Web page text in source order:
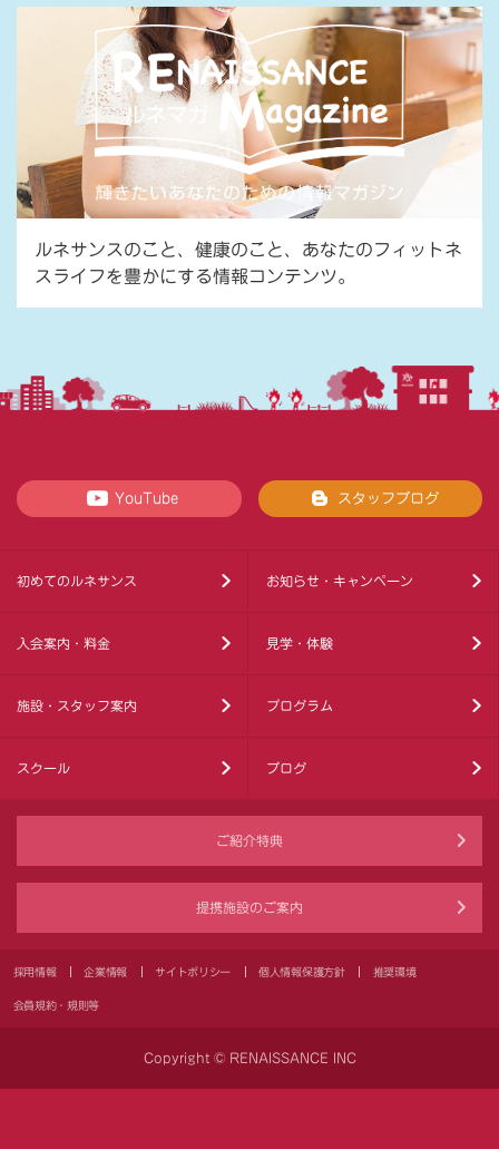
ルネサンスのこと、健康のこと、あなたのフィットネ
スライフを豊かにする情報コンテンツ。
YouTube スタッフブログ
初めてのルネサンス お知らせ・キャンペーン
入会案内・料金 見学・体験
施設・スタッフ案内 プログラム
スクール ブログ
ご紹介特典
提携施設のご案内
採用情報 企業情報 サイトポリシー 個人情報保護方針 推奨環境
会員規約・規則等
Copyright © RENAISSANCE INC